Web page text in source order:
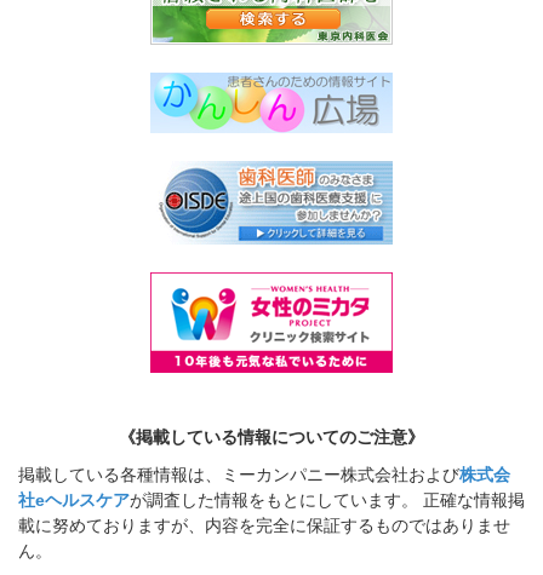
《掲載している情報についてのご注意》
掲載している各種情報は、ミーカンパニー株式会社および株式会
社eヘルスケアが調査した情報をもとにしています。 正確な情報掲
載に努めておりますが、内容を完全に保証するものではありませ
ん。